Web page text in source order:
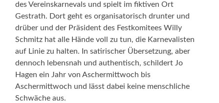
des Vereinskarnevals und spielt im fiktiven Ort
Gestrath. Dort geht es organisatorisch drunter und
drüber und der Präsident des Festkomitees Willy
Schmitz hat alle Hände voll zu tun, die Karnevalisten
auf Linie zu halten. In satirischer Übersetzung, aber
dennoch lebensnah und authentisch, schildert Jo
Hagen ein Jahr von Aschermittwoch bis
Aschermittwoch und lässt dabei keine menschliche
Schwäche aus.